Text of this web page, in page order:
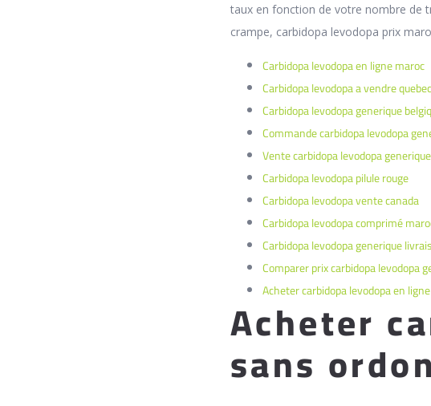
taux en fonction de votre nombre de
crampe, carbidopa levodopa prix
Carbidopa levodopa en ligne maroc
Carbidopa levodopa a vendre quebec
Carbidopa levodopa generique
Commande carbidopa levodopa
Vente carbidopa levodopa
Carbidopa levodopa pilule rouge
Carbidopa levodopa vente canada
Carbidopa levodopa comprimé
Carbidopa levodopa generique
Comparer prix carbidopa levodopa
Acheter carbidopa levodopa en
Acheter
sans
Ligne